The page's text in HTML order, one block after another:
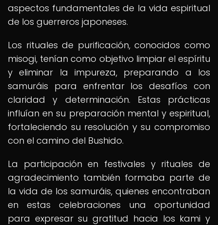
aspectos fundamentales de la vida espiritual
de los guerreros japoneses.
Los rituales de purificación, conocidos como
misogi, tenían como objetivo limpiar el espíritu
y eliminar la impureza, preparando a los
samuráis para enfrentar los desafíos con
claridad y determinación. Estas prácticas
influían en su preparación mental y espiritual,
fortaleciendo su resolución y su compromiso
con el camino del Bushido.
La participación en festivales y rituales de
agradecimiento también formaba parte de
la vida de los samuráis, quienes encontraban
en estas celebraciones una oportunidad
para expresar su gratitud hacia los kami y